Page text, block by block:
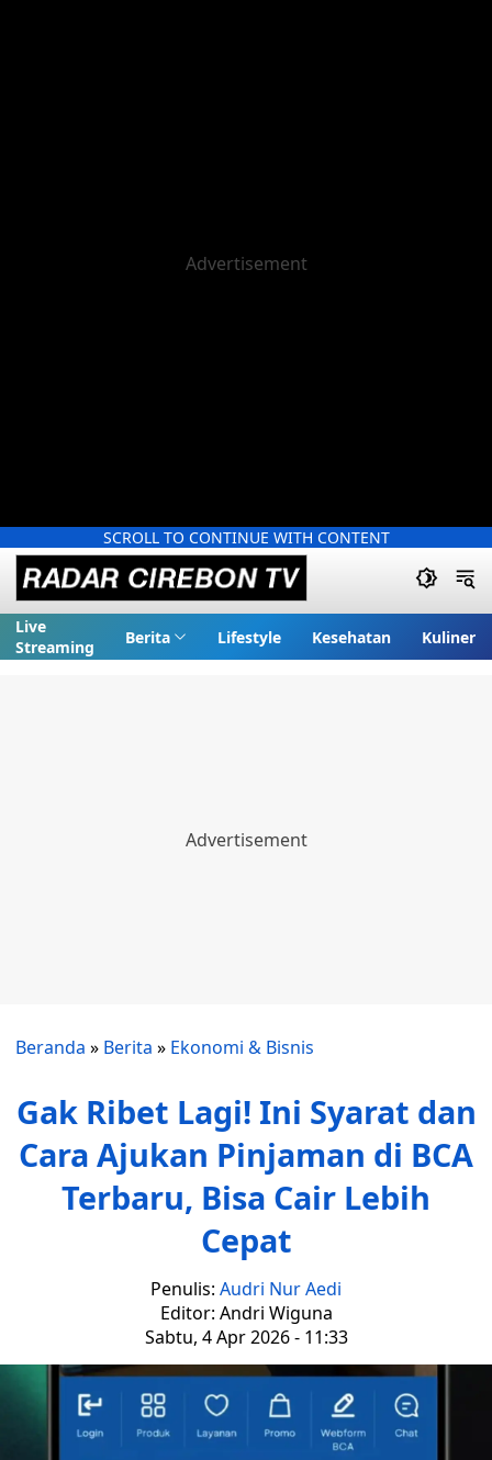
SCROLL TO CONTINUE WITH CONTENT
Live
Streaming
Berita Lifestyle Kesehatan Kuliner
Beranda » Berita » Ekonomi & Bisnis
Gak Ribet Lagi! Ini Syarat dan
Cara Ajukan Pinjaman di BCA
Terbaru, Bisa Cair Lebih
Cepat
Penulis: Audri Nur Aedi
Editor: Andri Wiguna
Sabtu, 4 Apr 2026 - 11:33